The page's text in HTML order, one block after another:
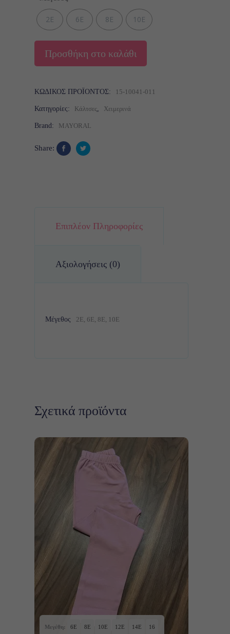
14,00 €.είναι:
8,20 €.
2Ε 6Ε 8Ε 10E
Προσθήκη στο καλάθι
ΚΩΔΙΚΌΣ ΠΡΟΪΌΝΤΟΣ: 15-10041-011
Κατηγορίες: Κάλτσες, Χειμερινά
Brand: MAYORAL
Share:
Επιπλέον Πληροφορίες
Αξιολογήσεις (0)
Μέγεθος 2Ε, 6Ε, 8Ε, 10E
Σχετικά προϊόντα
Μεγέθη: 6Ε 8Ε 10E 12E 14E 16
Αυτό
το
πολλαπλές
παραλλαγές.
Οι
επιλογές